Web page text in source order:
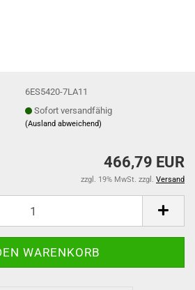
6ES5420-7LA11
Sofort versandfähig
(Ausland abweichend)
466,79 EUR
zzgl. 19% MwSt. zzgl. Versand